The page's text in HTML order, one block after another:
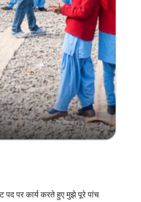
पर कार्य करते हुए मुझे पूरे पांच